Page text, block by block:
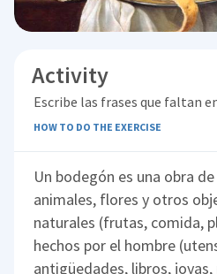
Activity
Escribe las frases que faltan
HOW TO DO THE EXERCISE
Un bodegón es una obra
animales, flores y otros
naturales (frutas, comida,
hechos por el hombre
antigüedades, libros,